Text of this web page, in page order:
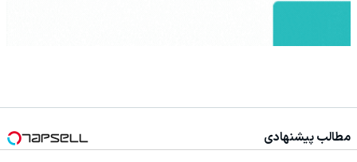
مطالب پیشنهادی